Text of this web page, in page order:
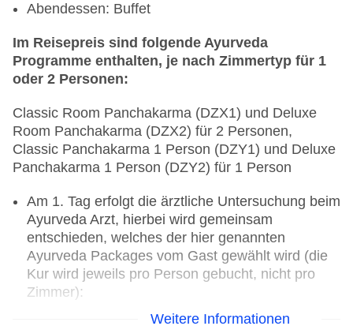
Abendessen: Buffet
Im Reisepreis sind folgende Ayurveda
Programme enthalten, je nach Zimmertyp für 1
oder 2 Personen:
Classic Room Panchakarma (DZX1) und Deluxe
Room Panchakarma (DZX2) für 2 Personen,
Classic Panchakarma 1 Person (DZY1) und Deluxe
Panchakarma 1 Person (DZY2) für 1 Person
Am 1. Tag erfolgt die ärztliche Untersuchung beim
Ayurveda Arzt, hierbei wird gemeinsam
entschieden, welches der hier genannten
Ayurveda Packages vom Gast gewählt wird (die
Kur wird jeweils pro Person gebucht, nicht pro
Zimmer):
Weitere Informationen